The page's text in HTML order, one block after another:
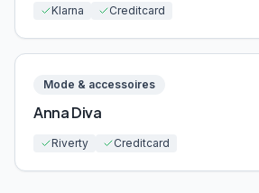
Klarna Creditcard
Mode & accessoires
Anna Diva
Riverty Creditcard